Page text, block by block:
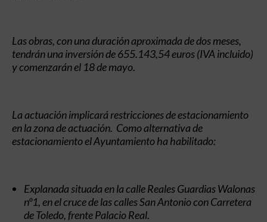
Las obras, con una duración aproximada de dos meses,
tendrán una inversión de 655.143,54 euros (IVA incluido)
y comenzarán el 18 de mayo.
La actuación implicará restricciones de estacionamiento
en la zona de actuación. Como alternativa de
estacionamiento el Ayuntamiento ha habilitado:
Explanada situadaen la calle Reales Guardias Walonas
nº1, en el cruce de las calles San Antonio con Carretera
de Toledo, frente Palacio Real.